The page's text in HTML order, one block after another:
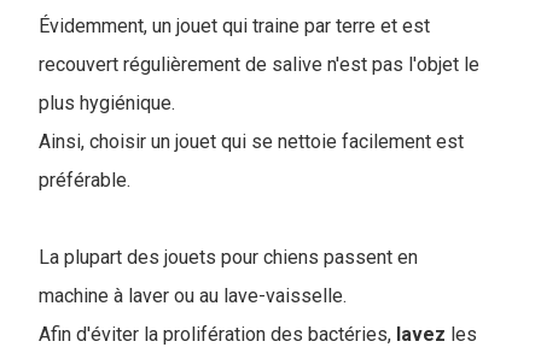
Évidemment, un jouet qui traine par terre et est
recouvert régulièrement de salive n'est pas l'objet le
plus hygiénique.
Ainsi, choisir un jouet qui se nettoie facilement est
préférable.
La plupart des jouets pour chiens passent en
machine à laver ou au lave-vaisselle.
Afin d'éviter la prolifération des bactéries, lavez les